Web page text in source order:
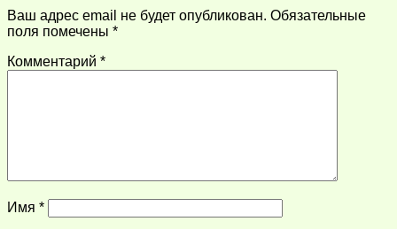
Ваш адрес email не будет опубликован. Обязательные
поля помечены *
Комментарий *
Имя *